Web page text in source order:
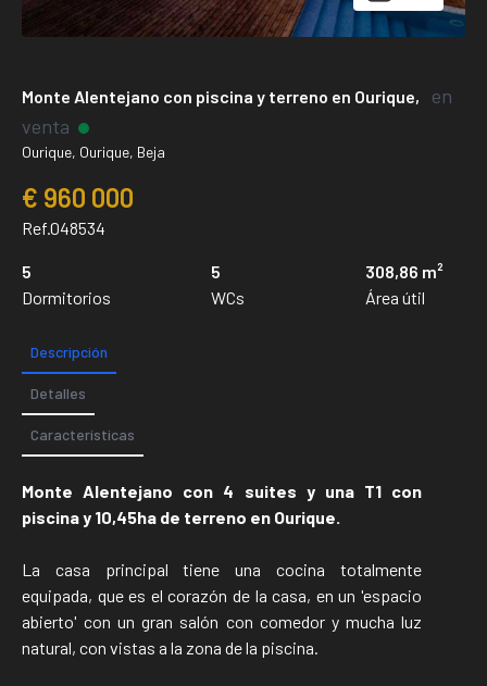
Monte Alentejano con piscina y terreno en Ourique,
en
venta
Ourique, Ourique, Beja
€ 960 000
Ref.048534
5
Dormitorios
5
WCs
308,86 m²
Área útil
Descripción
Detalles
Características
Monte Alentejano con 4 suites y una T1 con
piscina y 10,45ha de terreno en Ourique.
La casa principal tiene una cocina totalmente
equipada, que es el corazón de la casa, en un 'espacio
abierto' con un gran salón con comedor y mucha luz
natural, con vistas a la zona de la piscina.